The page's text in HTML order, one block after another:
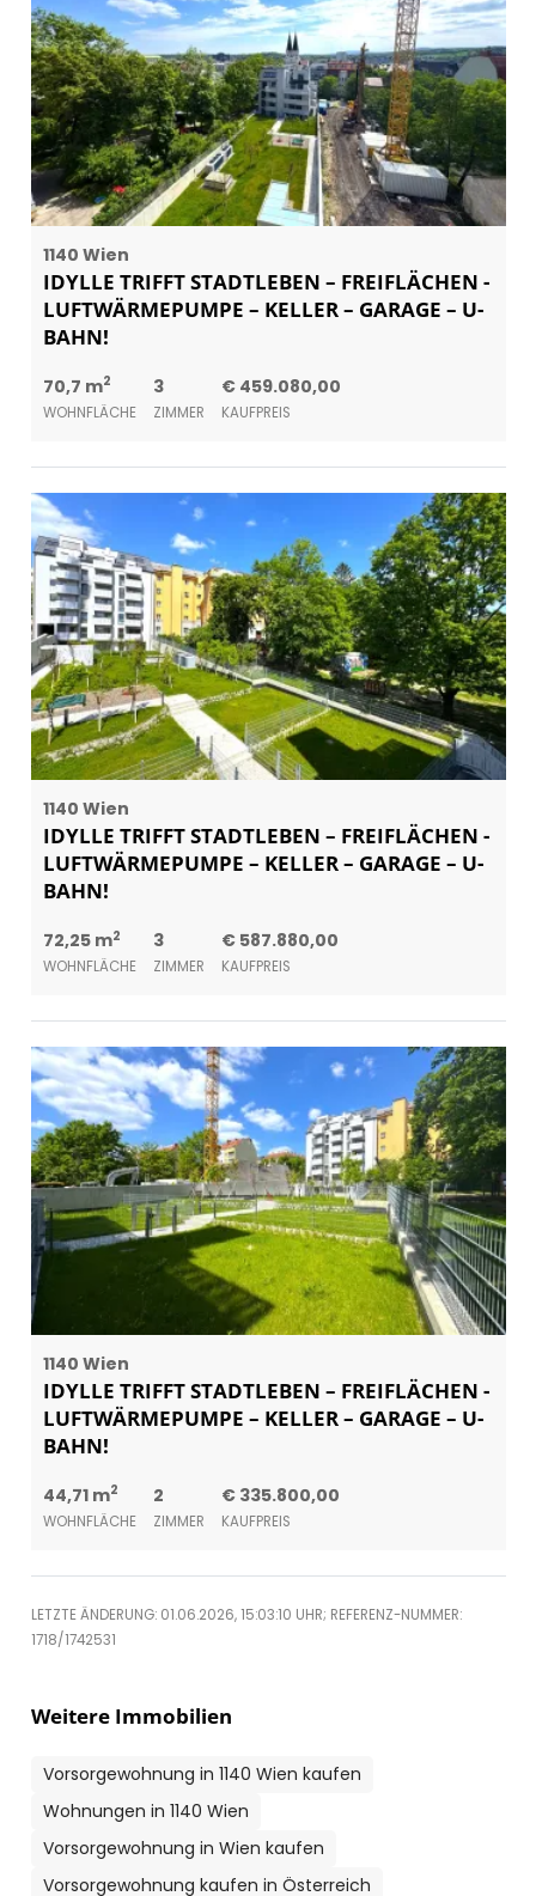
1140 Wien
IDYLLE TRIFFT STADTLEBEN – FREIFLÄCHEN -
LUFTWÄRMEPUMPE – KELLER – GARAGE – U-
BAHN!
70,7 m2
WOHNFLÄCHE
3
ZIMMER
€ 459.080,00
KAUFPREIS
1140 Wien
IDYLLE TRIFFT STADTLEBEN – FREIFLÄCHEN -
LUFTWÄRMEPUMPE – KELLER – GARAGE – U-
BAHN!
72,25 m2
WOHNFLÄCHE
3
ZIMMER
€ 587.880,00
KAUFPREIS
1140 Wien
IDYLLE TRIFFT STADTLEBEN – FREIFLÄCHEN -
LUFTWÄRMEPUMPE – KELLER – GARAGE – U-
BAHN!
44,71 m2
WOHNFLÄCHE
2
ZIMMER
€ 335.800,00
KAUFPREIS
LETZTE ÄNDERUNG: 01.06.2026, 15:03:10 UHR; REFERENZ-NUMMER:
1718/1742531
Weitere Immobilien
Vorsorgewohnung in 1140 Wien kaufen
Wohnungen in 1140 Wien
Vorsorgewohnung in Wien kaufen
Vorsorgewohnung kaufen in Österreich